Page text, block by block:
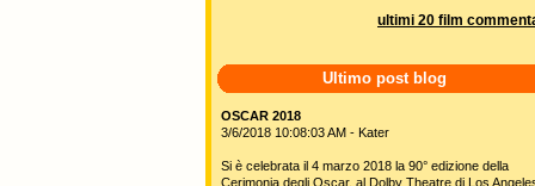
ultimi 20 film
Ultimo post blog
OSCAR 2018
3/6/2018 10:08:03 AM - Kater
Si è celebrata il 4 marzo 2018 la 90° edizione della
Cerimonia degli Oscar, al Dolby Theatre di Los